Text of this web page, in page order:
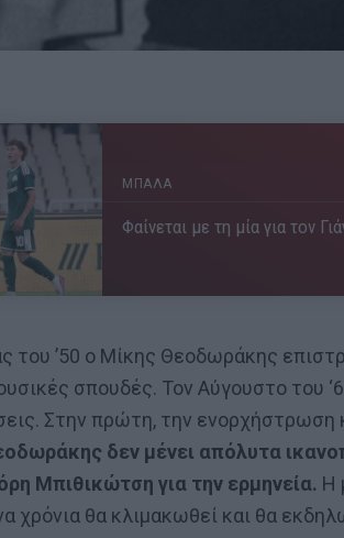
ΜΠΑΛΑ
Φαίνεται με τη μία για τον
του ’50 ο Μίκης Θεοδωράκης
σπουδές. Τον Αύγουστο του
Στην πρώτη, την ενορχήστρωση
δεν μένει απόλυτα
Μπιθικώτση για την ερμηνεία. Η
χρόνια θα κλιμακωθεί και θα